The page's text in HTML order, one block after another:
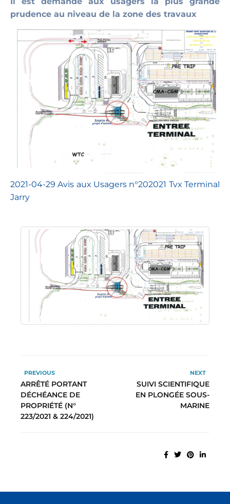
prudence au niveau de la zone des travaux
2021-04-29 Avis aux Usagers n°202021 Tvx Terminal
Jarry
PREVIOUS
ARRÊTÉ PORTANT
DÉCHÉANCE DE
PROPRIÉTÉ (N°
223/2021 & 224/2021)
NEXT
SUIVI SCIENTIFIQUE
EN PLONGÉE SOUS-
MARINE